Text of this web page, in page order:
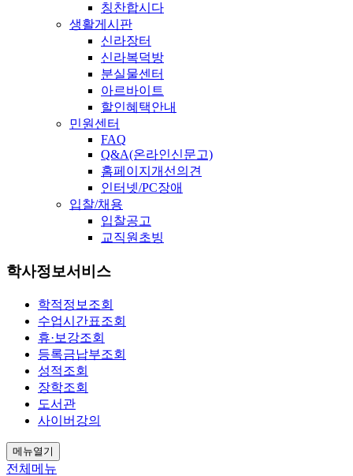
칭찬합시다
생활게시판
신라장터
신라복덕방
분실물센터
아르바이트
할인혜택안내
민원센터
FAQ
Q&A(온라인신문고)
홈페이지개선의견
인터넷/PC장애
입찰/채용
입찰공고
교직원초빙
학사정보서비스
학적정보조회
수업시간표조회
휴·보강조회
등록금납부조회
성적조회
장학조회
도서관
사이버강의
메뉴열기
전체메뉴